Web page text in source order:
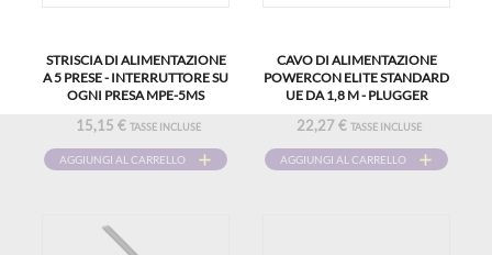
STRISCIA DI ALIMENTAZIONE
A 5 PRESE - INTERRUTTORE SU
OGNI PRESA MPE-5MS
15,15 € TASSE INCLUSE
AGGIUNGI AL CARRELLO
CAVO DI ALIMENTAZIONE
POWERCON ELITE STANDARD
UE DA 1,8 M - PLUGGER
22,27 € TASSE INCLUSE
AGGIUNGI AL CARRELLO